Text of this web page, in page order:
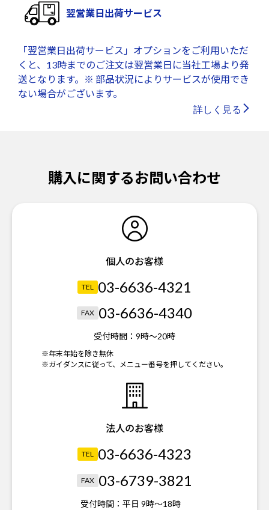
翌営業日出荷サービス
「翌営業日出荷サービス」オプションをご利用いただ
くと、13時までのご注文は翌営業日に当社工場より発
送となります。※ 部品状況によりサービスが使用でき
ない場合がございます。
詳しく見る
購入に関するお問い合わせ
個人のお客様
TEL 03-6636-4321
FAX 03-6636-4340
受付時間： 9時～20時
※年末年始を除き無休
※ガイダンスに従って、メニュー番号を押してください。
法人のお客様
TEL 03-6636-4323
FAX 03-6739-3821
受付時間： 平日 9時～18時